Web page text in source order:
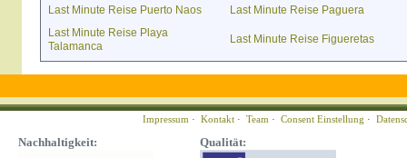
Last Minute Reise Puerto Naos
Last Minute Reise Paguera
Last Minute Reise Playa
Talamanca
Last Minute Reise Figueretas
Impressum · Kontakt · Team · Consent Einstellung ·
Nachhaltigkeit: Qualität: